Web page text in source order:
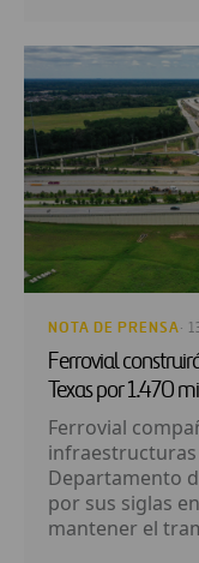
NOTA DE PRENSA·
Ferrovial
Texas por 1.470
Ferrovial
infraestructuras
Departamento
por sus siglas
mantener el